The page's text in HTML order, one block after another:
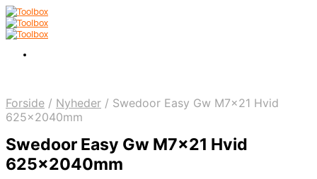
Forside / Nyheder / Swedoor Easy Gw M7x21 Hvid
625x2040mm
Swedoor Easy Gw M7x21 Hvid
625x2040mm